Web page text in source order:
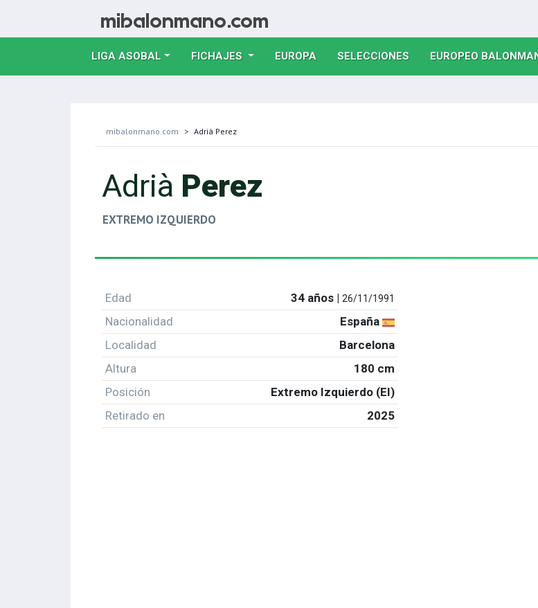
LIGA ASOBAL FICHAJES EUROPA(CURRENT)
SELECCIONES(CURRENT)
EUROPEO
mibalonmano.com Adrià Perez
Adrià Perez
EXTREMO IZQUIERDO
Edad 34 años |26/11/1991
Nacionalidad
España
Localidad
Barcelona
Altura
180 cm
Posición
Extremo Izquierdo (EI)
Retirado en
2025